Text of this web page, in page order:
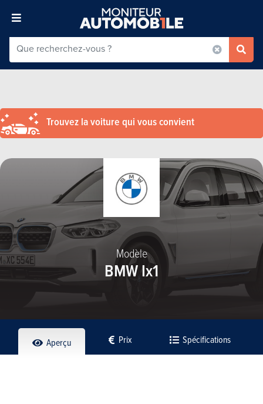
Trouvez la voiture qui vous convient
Modèle
BMW Ix1
Aperçu Prix Spécifications